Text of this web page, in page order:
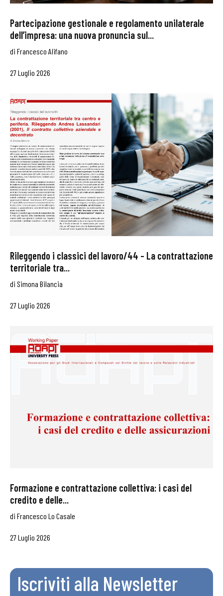
Partecipazione gestionale e regolamento unilaterale
dell’impresa: una nuova pronuncia sul...
di Francesco Alifano
27 Luglio 2026
Rileggendo i classici del lavoro/44 – La contrattazione
territoriale tra...
di Simona Bilancia
27 Luglio 2026
Formazione e contrattazione collettiva: i casi del
credito e delle...
di Francesco Lo Casale
27 Luglio 2026
Iscriviti alla Newsletter